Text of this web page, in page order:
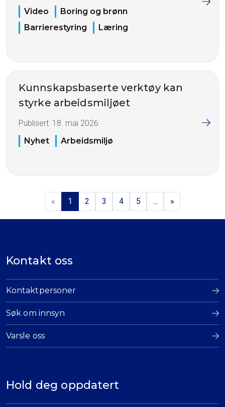
Video
Boring og brønn
Barrierestyring
Læring
Kunnskapsbaserte verktøy kan
styrke arbeidsmiljøet
Publisert: 18. mai 2026
Nyhet
Arbeidsmiljø
« 1 2 3 4 5 ... »
Kontakt oss
Kontaktpersoner
Søk om innsyn
Varsle oss
Hold deg oppdatert